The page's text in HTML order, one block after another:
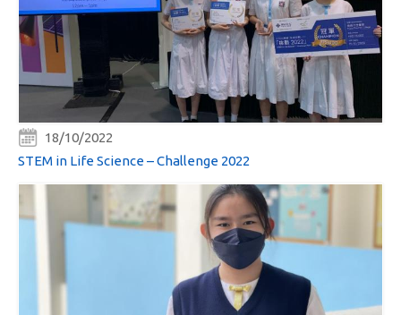
18/10/2022
STEM in Life Science – Challenge 2022